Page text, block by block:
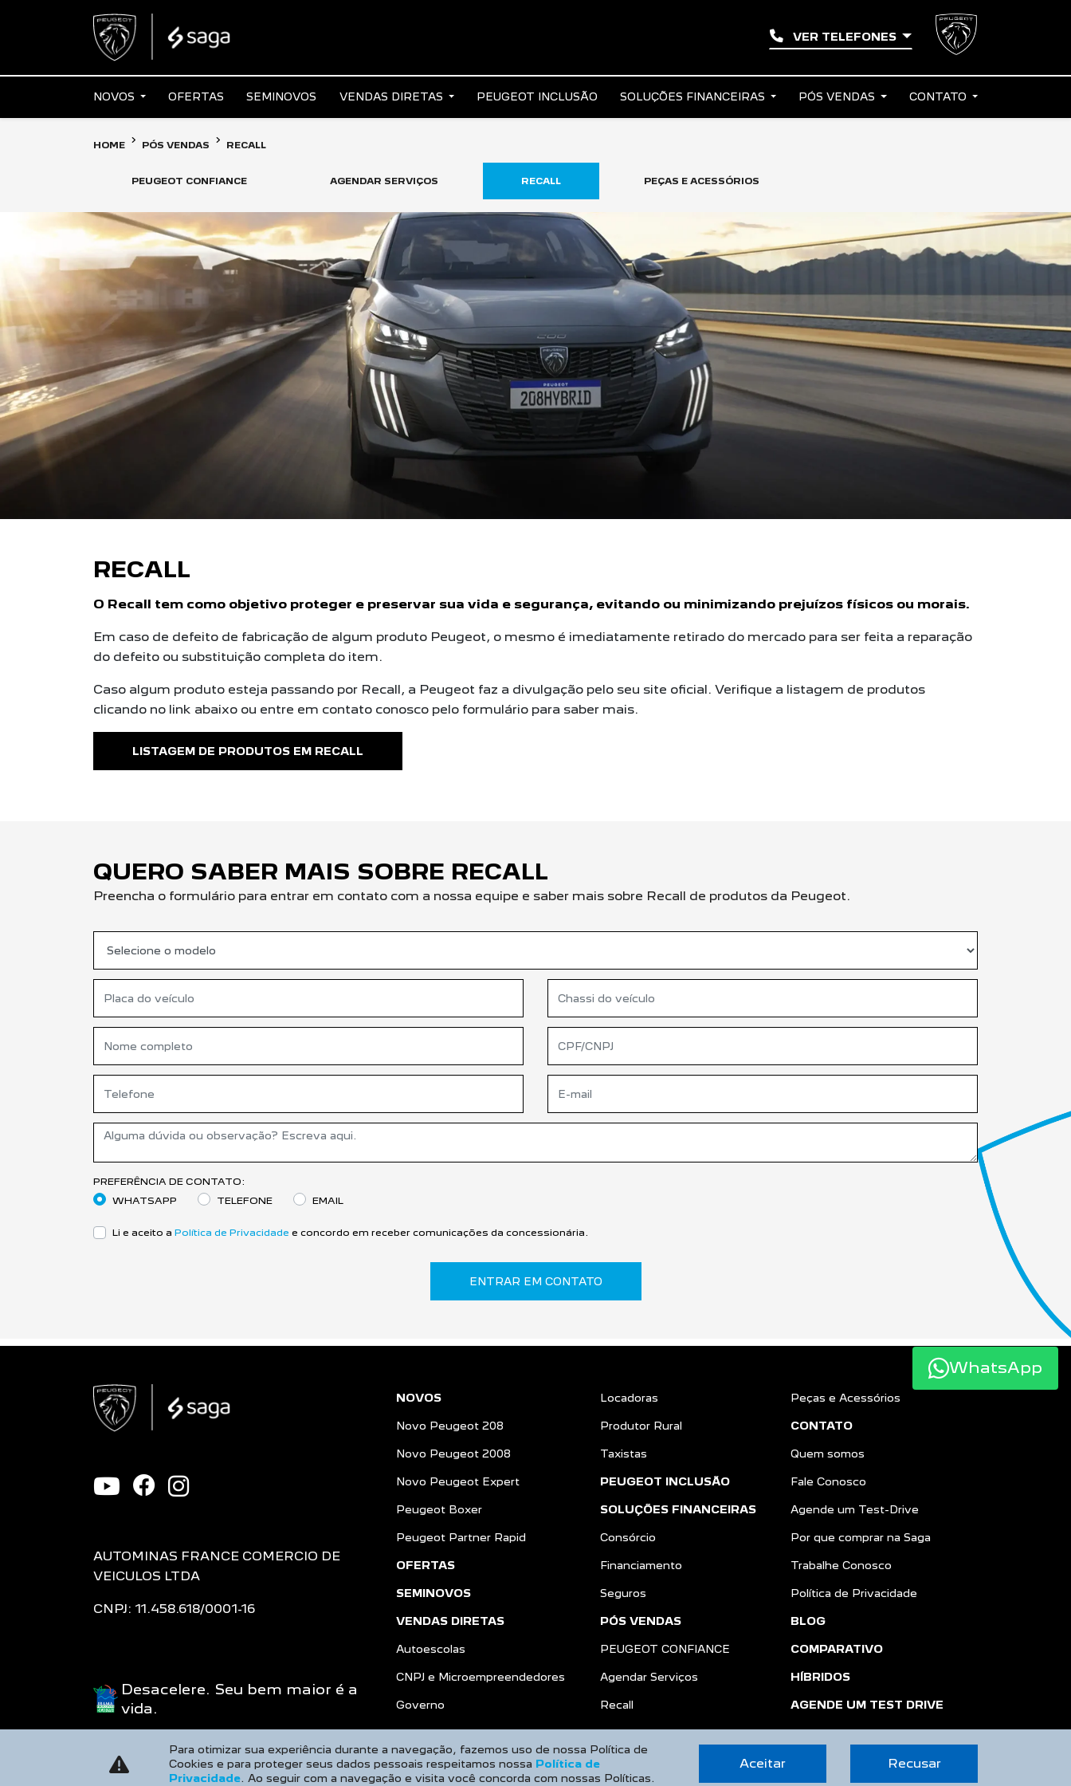
VER TELEFONES
NOVOS OFERTAS SEMINOVOS VENDAS DIRETAS PEUGEOT INCLUSÃO SOLUÇÕES FINANCEIRAS PÓS VENDAS CONTATO
HOME PÓS VENDAS RECALL
PEUGEOT CONFIANCE AGENDAR SERVIÇOS RECALL PEÇAS E ACESSÓRIOS
RECALL
O Recall tem como objetivo proteger e preservar sua vida e segurança, evitando ou minimizando prejuízos físicos ou morais.
Em caso de defeito de fabricação de algum produto Peugeot, o mesmo é imediatamente retirado do mercado para ser feita a reparação
do defeito ou substituição completa do item.
Caso algum produto esteja passando por Recall, a Peugeot faz a divulgação pelo seu site oficial. Verifique a listagem de produtos
clicando no link abaixo ou entre em contato conosco pelo formulário para saber mais.
LISTAGEM DE PRODUTOS EM RECALL
QUERO SABER MAIS SOBRE RECALL
Preencha o formulário para entrar em contato com a nossa equipe e saber mais sobre Recall de produtos da Peugeot.
PREFERÊNCIA DE CONTATO:
WHATSAPP
TELEFONE EMAIL
Li e aceito a Política de Privacidade e concordo em receber comunicações da concessionária.
ENTRAR EM CONTATO
AUTOMINAS FRANCE COMERCIO DE
VEICULOS LTDA
CNPJ: 11.458.618/0001-16
Desacelere. Seu bem maior é a
vida.
NOVOS
Novo Peugeot 208
Novo Peugeot 2008
Novo Peugeot Expert
Peugeot Boxer
Peugeot Partner Rapid
OFERTAS
SEMINOVOS
VENDAS DIRETAS
Autoescolas
CNPJ e Microempreendedores
Governo
Locadoras
Produtor Rural
Taxistas
PEUGEOT INCLUSÃO
SOLUÇÕES FINANCEIRAS
Consórcio
Financiamento
Seguros
PÓS VENDAS
PEUGEOT CONFIANCE
Agendar Serviços
Recall
Peças e Acessórios
CONTATO
Quem somos
Fale Conosco
Agende um Test-Drive
Por que comprar na Saga
Trabalhe Conosco
Política de Privacidade
BLOG
COMPARATIVO
HÍBRIDOS
AGENDE UM TEST DRIVE
Desenvolvido pela DEALERSPACE ® Direitos Reservados.
WhatsApp
Para otimizar sua experiência durante a navegação, fazemos uso de nossa Política de
Cookies e para proteger seus dados pessoais respeitamos nossa Política de
Privacidade. Ao seguir com a navegação e visita você concorda com nossas Políticas.
Aceitar Recusar